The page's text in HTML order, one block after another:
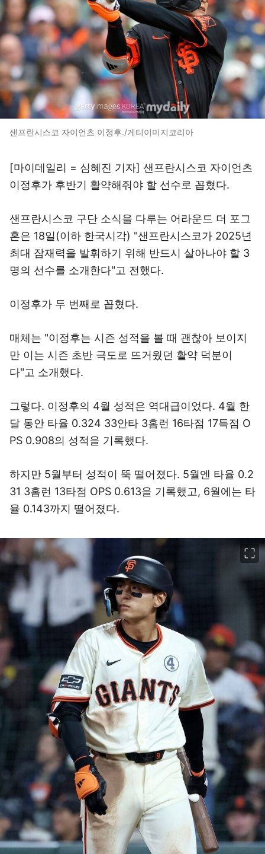
샌프란시스코 자이언츠 이정후./게티이미지코리아
[마이데일리 = 심혜진 기자] 샌프란시스코 자이언츠
이정후가 후반기 활약해줘야 할 선수로 꼽혔다.
샌프란시스코 구단 소식을 다루는 어라운드 더 포그
혼은 18일(이하 한국시각) "샌프란시스코가 2025년
최대 잠재력을 발휘하기 위해 반드시 살아나야 할 3
명의 선수를 소개한다"고 전했다.
이정후가 두 번째로 꼽혔다.
매체는 "이정후는 시즌 성적을 볼 때 괜찮아 보이지
만 이는 시즌 초반 극도로 뜨거웠던 활약 덕분이
다"고 소개했다.
그렇다. 이정후의 4월 성적은 역대급이었다. 4월 한
달 동안 타율 0.324 33안타 3홈런 16타점 17득점 O
PS 0.908의 성적을 기록했다.
하지만 5월부터 성적이 뚝 떨어졌다. 5월엔 타율 0.2
31 3홈런 13타점 OPS 0.613을 기록했고, 6월에는 타
율 0.143까지 떨어졌다.